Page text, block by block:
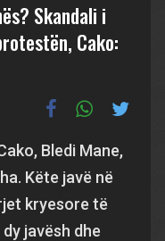
Skandali i
Cako:
Bledi Mane,
Këte javë në
kryesore të
javësh dhe